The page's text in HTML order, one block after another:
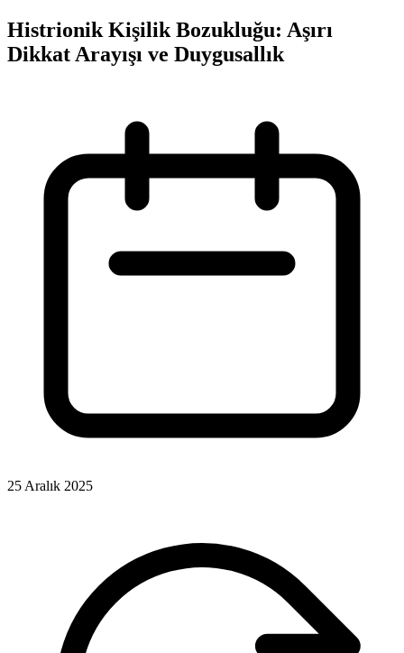
Histrionik Kişilik Bozukluğu: Aşırı
Dikkat Arayışı ve Duygusallık
25 Aralık 2025